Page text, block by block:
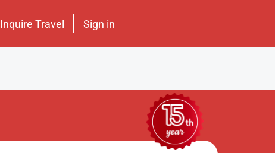
Inquire Travel Sign in